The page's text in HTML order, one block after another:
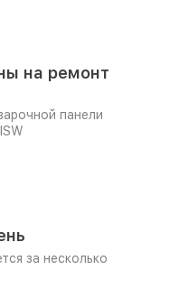
на ремонт
панели
за несколько